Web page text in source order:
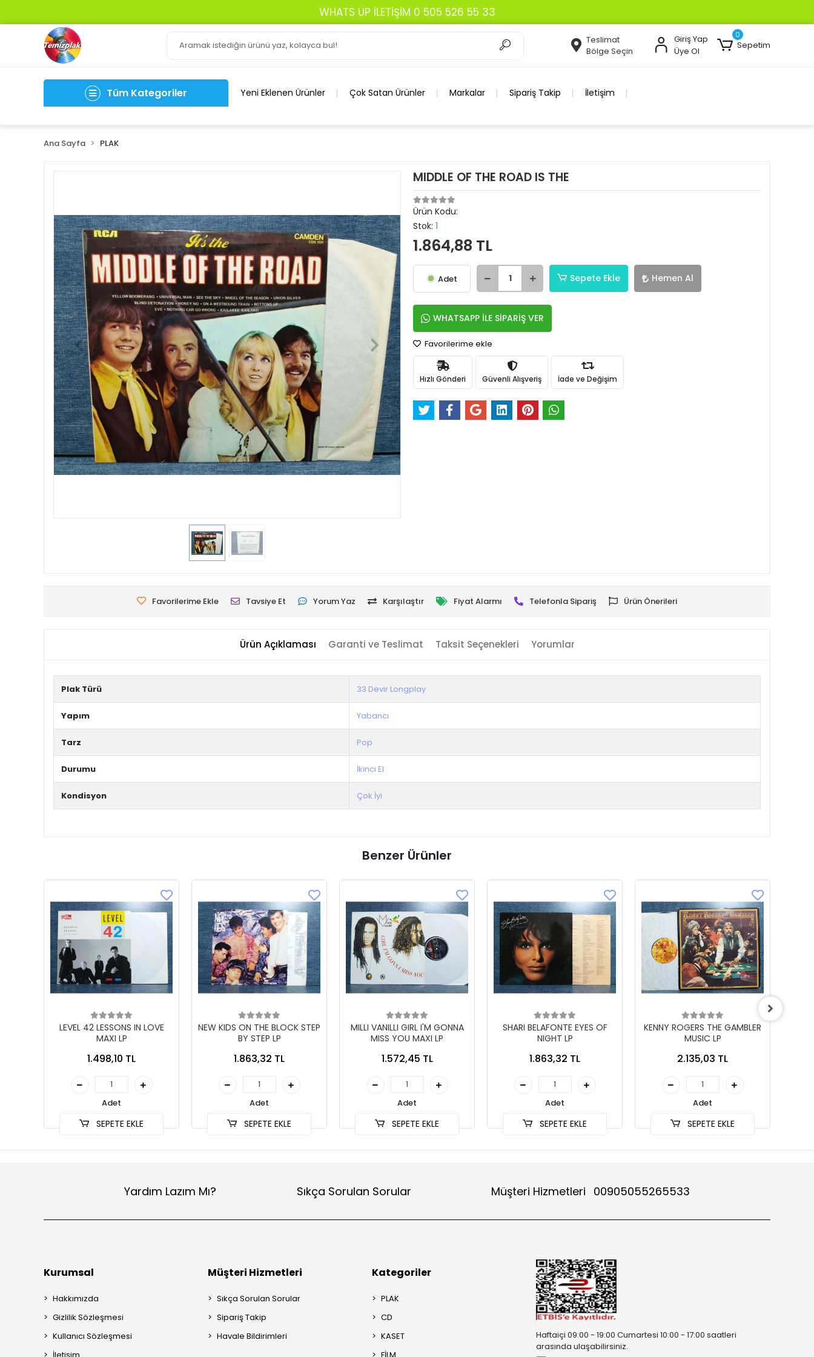
Teslimat
Bölge Seçin
Giriş Yap
Üye Ol
0
Sepetim
Tüm Kategoriler Yeni Eklenen Ürünler Çok Satan Ürünler Markalar Sipariş Takip İletişim
Ana Sayfa PLAK
MIDDLE OF THE ROAD IS THE
Ürün Kodu:
Stok: 1
1.864,88 TL
Adet Sepete Ekle Hemen Al
WHATSAPP İLE SİPARİŞ VER
Favorilerime ekle
Hızlı Gönderi Güvenli Alışveriş İade ve Değişim
Favorilerime Ekle Tavsiye Et Yorum Yaz Karşılaştır Fiyat Alarmı Telefonla Sipariş Ürün Önerileri
Ürün Açıklaması Garanti ve Teslimat Taksit Seçenekleri Yorumlar
Plak Türü 33 Devir Longplay
Yapım Yabancı
Tarz Pop
Durumu İkinci El
Kondisyon Çok İyi
Benzer Ürünler
LEVEL 42 LESSONS IN LOVE
MAXI LP
1.498,10 TL
Adet
SEPETE EKLE
NEW KIDS ON THE BLOCK STEP
BY STEP LP
1.863,32 TL
Adet
SEPETE EKLE
MILLI VANILLI GIRL I'M GONNA
MISS YOU MAXI LP
1.572,45 TL
Adet
SEPETE EKLE
SHARI BELAFONTE EYES OF
NIGHT LP
1.863,32 TL
Adet
SEPETE EKLE
KENNY ROGERS THE GAMBLER
MUSIC LP
2.135,03 TL
Adet
SEPETE EKLE
Yardım Lazım Mı? Sıkça Sorulan Sorular Müşteri Hizmetleri 00905055265533
Kurumsal
Hakkımızda
Gizlilik Sözleşmesi
Kullanıcı Sözleşmesi
Müşteri Hizmetleri
Sıkça Sorulan Sorular
Sipariş Takip
Havale Bildirimleri
Kategoriler
PLAK
CD
KASET
Haftaiçi 09:00 - 19:00 Cumartesi 10:00 - 17:00 saatleri
arasında ulaşabilirsiniz.